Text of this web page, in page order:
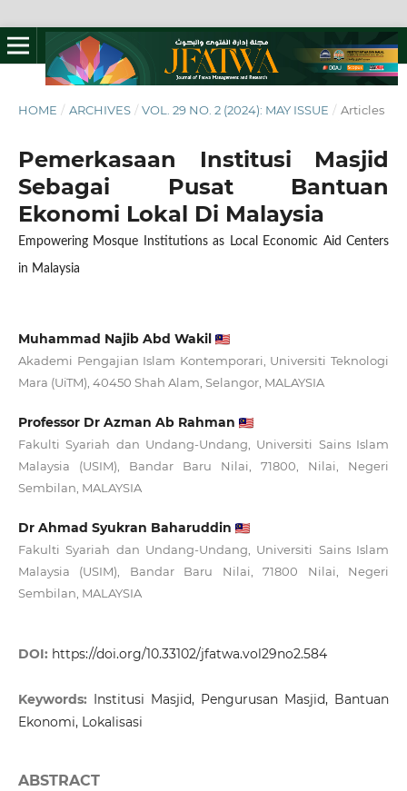
HOME / ARCHIVES / VOL. 29 NO. 2 (2024): MAY ISSUE / Articles
Pemerkasaan Institusi Masjid
Sebagai Pusat Bantuan
Ekonomi Lokal Di Malaysia
Empowering Mosque Institutions as Local Economic Aid Centers
in Malaysia
Muhammad Najib Abd Wakil
Akademi Pengajian Islam Kontemporari, Universiti Teknologi
Mara (UiTM), 40450 Shah Alam, Selangor, MALAYSIA
Professor Dr Azman Ab Rahman
Fakulti Syariah dan Undang-Undang, Universiti Sains Islam
Malaysia (USIM), Bandar Baru Nilai, 71800, Nilai, Negeri
Sembilan, MALAYSIA
Dr Ahmad Syukran Baharuddin
Fakulti Syariah dan Undang-Undang, Universiti Sains Islam
Malaysia (USIM), Bandar Baru Nilai, 71800 Nilai, Negeri
Sembilan, MALAYSIA
DOI: https://doi.org/10.33102/jfatwa.vol29no2.584
Keywords: Institusi Masjid, Pengurusan Masjid, Bantuan
Ekonomi, Lokalisasi
ABSTRACT